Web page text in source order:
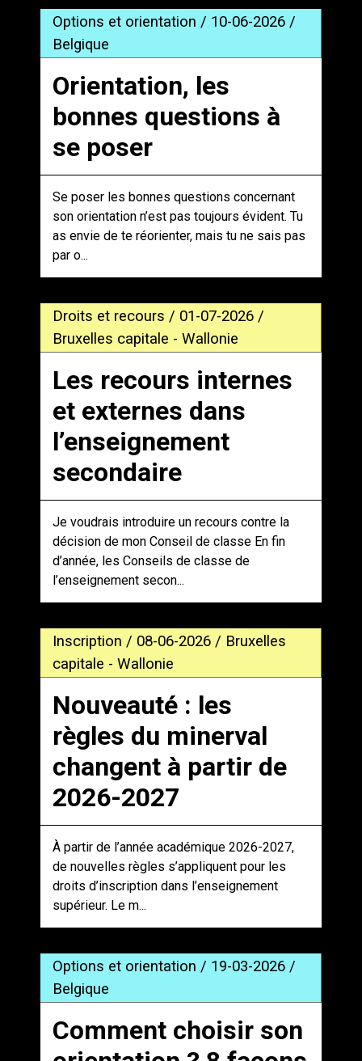
Options et orientation / 10-06-2026 /
Belgique
Orientation, les
bonnes questions à
se poser
Se poser les bonnes questions concernant
son orientation n’est pas toujours évident. Tu
as envie de te réorienter, mais tu ne sais pas
par o...
Droits et recours / 01-07-2026 /
Bruxelles capitale - Wallonie
Les recours internes
et externes dans
l’enseignement
secondaire
Je voudrais introduire un recours contre la
décision de mon Conseil de classe En fin
d’année, les Conseils de classe de
l’enseignement secon...
Inscription / 08-06-2026 / Bruxelles
capitale - Wallonie
Nouveauté : les
règles du minerval
changent à partir de
2026-2027
À partir de l’année académique 2026-2027,
de nouvelles règles s’appliquent pour les
droits d’inscription dans l’enseignement
supérieur. Le m...
Options et orientation / 19-03-2026 /
Belgique
Comment choisir son